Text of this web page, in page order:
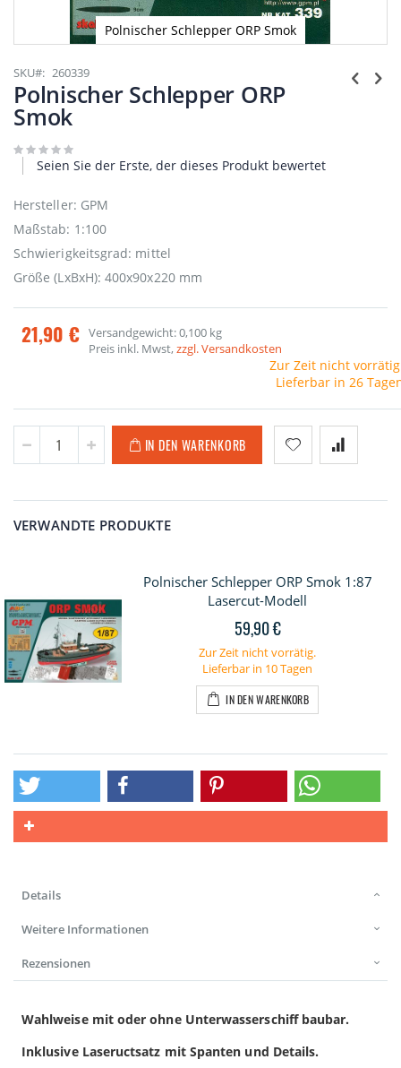
Polnischer Schlepper ORP Smok
Anfang
der
Bildgalerie
springen
SKU 260339
Polnischer Schlepper ORP
Smok
Seien Sie der Erste, der dieses Produkt bewertet
Hersteller: GPM
Maßstab: 1:100
Schwierigkeitsgrad: mittel
Größe (LxBxH): 400x90x220 mm
21,90 € Versandgewicht: 0,100 kg
Preis inkl. Mwst,zzgl. Versandkosten
Zur Zeit nicht
Lieferbar in 26
IN DEN WARENKORB
VERWANDTE PRODUKTE
Polnischer Schlepper ORP Smok 1:87
Lasercut-Modell
59,90 €
Zur Zeit nicht vorrätig.
Lieferbar in 10 Tagen
IN DEN WARENKORB
Details
Weitere Informationen
Rezensionen
Wahlweise mit oder ohne Unterwasserschiff baubar.
Inklusive Laseructsatz mit Spanten und Details.